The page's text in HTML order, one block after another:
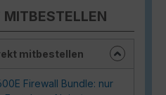
MITBESTELLEN
mitbestellen
Firewall Bundle: nur